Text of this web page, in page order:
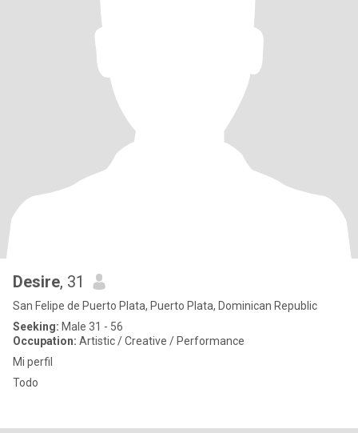
Desire, 31
San Felipe de Puerto Plata, Puerto Plata, Dominican Republic
Seeking: Male 31 - 56
Occupation: Artistic / Creative / Performance
Mi perfil
Todo